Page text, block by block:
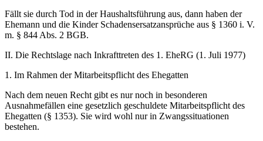
Fällt sie durch Tod in der Haushaltsführung aus, dann haben der
Ehemann und die Kinder Schadensersatzansprüche aus § 1360 i. V.
m. § 844 Abs. 2 BGB.
II. Die Rechtslage nach Inkrafttreten des 1. EheRG (1. Juli 1977)
1. Im Rahmen der Mitarbeitspflicht des Ehegatten
Nach dem neuen Recht gibt es nur noch in besonderen
Ausnahmefällen eine gesetzlich geschuldete Mitarbeitspflicht des
Ehegatten (§ 1353). Sie wird wohl nur in Zwangssituationen
bestehen.